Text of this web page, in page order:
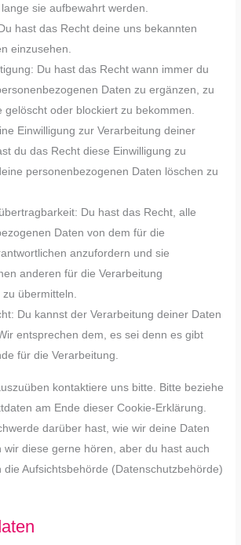
sie aufbewahrt werden.
hast das Recht deine uns bekannten
einzusehen.
Du hast das Recht wann immer du
Daten zu ergänzen, zu
gelöscht oder blockiert zu bekommen.
Einwilligung zur Verarbeitung deiner
du das Recht diese Einwilligung zu
personenbezogenen Daten löschen zu
Du hast das Recht, alle
Daten von dem für die
anzufordern und sie
anderen für die Verarbeitung
übermitteln.
Du kannst der Verarbeitung deiner Daten
entsprechen dem, es sei denn es gibt
für die Verarbeitung.
kontaktiere uns bitte. Bitte beziehe
am Ende dieser Cookie-Erklärung.
darüber hast, wie wir deine Daten
wir diese gerne hören, aber du hast auch
die Aufsichtsbehörde (Datenschutzbehörde)